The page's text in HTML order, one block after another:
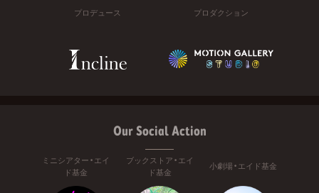
プロデュース プロダクション
Our Social Action
ミニシアター・エイ
ド基金
ブックストア・エイ
ド基金
小劇場・エイド基金